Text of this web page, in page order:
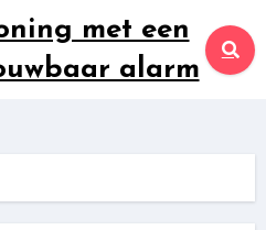
met een
alarm